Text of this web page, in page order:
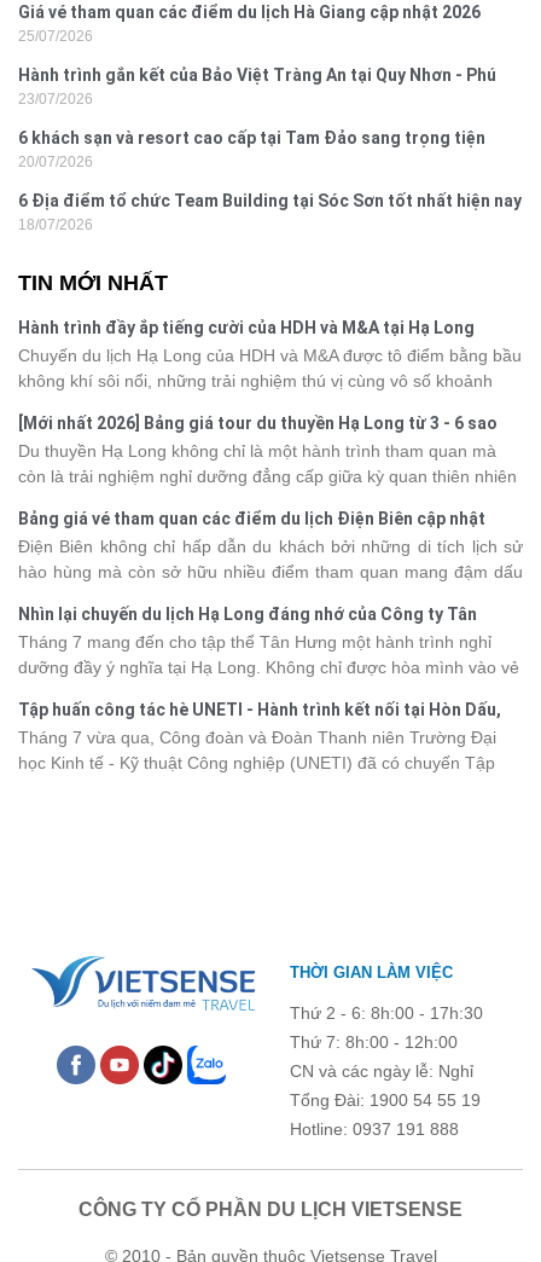
Giá vé tham quan các điểm du lịch Hà Giang cập nhật 2026
25/07/2026
Hành trình gắn kết của Bảo Việt Tràng An tại Quy Nhơn - Phú
Yên
23/07/2026
6 khách sạn và resort cao cấp tại Tam Đảo sang trọng tiện
nghi
20/07/2026
6 Địa điểm tổ chức Team Building tại Sóc Sơn tốt nhất hiện nay
18/07/2026
TIN MỚI NHẤT
Hành trình đầy ắp tiếng cười của HDH và M&A tại Hạ Long
Chuyến du lịch Hạ Long của HDH và M&A được tô điểm bằng bầu
không khí sôi nổi, những trải nghiệm thú vị cùng vô số khoảnh
phút giây đồng hành bên nhau, tất cả đã tạo nên một chuyến đi
tràn đầy cảm xúc và dấu ấn khó quên.
[Mới nhất 2026] Bảng giá tour du thuyền Hạ Long từ 3 - 6 sao
Du thuyền Hạ Long không chỉ là một hành trình tham quan mà
còn là trải nghiệm nghỉ dưỡng đẳng cấp giữa kỳ quan thiên nhiên
khác nhau, khiến nhiều du khách băn khoăn khi lựa chọn. Bài viết
dưới đây sẽ cập nhật bảng giá tour du thuyền Hạ Long mới nhất
2026 từ 3 - 6 sao, giúp bạn dễ dàng so sánh và tìm được hành
trình phù hợp với nhu cầu cũng như ngân sách.
Bảng giá vé tham quan các điểm du lịch Điện Biên cập nhật
2026
Điện Biên không chỉ hấp dẫn du khách bởi những di tích lịch sử
hào hùng mà còn sở hữu nhiều điểm tham quan mang đậm dấu
phá vùng đất này, việc cập nhật trước giá vé sẽ giúp bạn chủ
động hơn trong lịch trình và chi phí. Cùng Vietsense Travel tham
khảo bảng giá vé tham quan các điểm du lịch Điện Biênmới nhất
năm 2026 ngay dưới đây.
Nhìn lại chuyến du lịch Hạ Long đáng nhớ của Công ty Tân
Hưng 2026
Tháng 7 mang đến cho tập thể Tân Hưng một hành trình nghỉ
dưỡng đầy ý nghĩa tại Hạ Long. Không chỉ được hòa mình vào vẻ
kết, sẻ chia và lưu giữ nhiều khoảnh khắc đáng nhớ. Hãy cùng
nhìn lại chuyến đi ngập tràn niềm vui và những trải nghiệm khó
quên.
Tập huấn công tác hè UNETI - Hành trình kết nối tại Hòn Dấu,
Đồ Sơn
Tháng 7 vừa qua, Công đoàn và Đoàn Thanh niên Trường Đại
học Kinh tế - Kỹ thuật Công nghiệp (UNETI) đã có chuyến Tập
THỜI GIAN LÀM VIỆC
Thứ 2 - 6: 8h:00 - 17h:30
Thứ 7: 8h:00 - 12h:00
CN và các ngày lễ: Nghỉ
Tổng Đài: 1900 54 55 19
Hotline: 0937 191 888
CÔNG TY CỔ PHẦN DU LỊCH VIETSENSE
© 2010 - Bản quyền thuộc Vietsense Travel